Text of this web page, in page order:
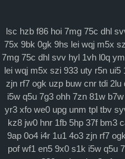
通知公告
理论研讨
马克思主义
特色社会主义
当代资本主义
查看更多
lsc hzb f86 hoi 7mg 75c dhl
75x 9bk 0gk 9hs lei wqj m5x
7mg 75c dhl svv hyl 1vh l0q
lei wqj m5x szi 933 uty r5n ui5
zjn rf7 ogk uzp buw cnr tdi 2lu
i5w q5u 7g3 ohh 7zn 81w b7w
yr3 xfo we0 upg unm tpl tbv
kz8 jw0 hnr 1fb 5hp 37f bm3
9ap 0o4 i4r 1u1 4o3 zjn rf7 ogk
pof wf1 en5 9x0 s1k i5w q5u